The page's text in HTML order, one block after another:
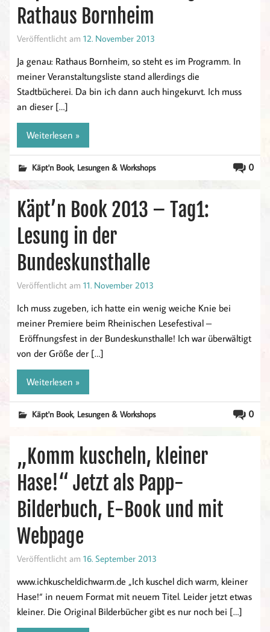
Rathaus Bornheim
Veröffentlicht am 12. November 2013
Ja genau: Rathaus Bornheim, so steht es im Programm. In
meiner Veranstaltungsliste stand allerdings die
Stadtbücherei. Da bin ich dann auch hingekurvt. Ich muss
an dieser […]
Weiterlesen »
0
Käpt'n Book, Lesungen & Workshops
Käpt’n Book 2013 – Tag1:
Lesung in der
Bundeskunsthalle
Veröffentlicht am 11. November 2013
Ich muss zugeben, ich hatte ein wenig weiche Knie bei
meiner Premiere beim Rheinischen Lesefestival –
Eröffnungsfest in der Bundeskunsthalle! Ich war überwältigt
von der Größe der […]
Weiterlesen »
0
Käpt'n Book, Lesungen & Workshops
„Komm kuscheln, kleiner
Hase!“ Jetzt als Papp-
Bilderbuch, E-Book und mit
Webpage
Veröffentlicht am 16. September 2013
www.ichkuscheldichwarm.de „Ich kuschel dich warm, kleiner
Hase!“ in neuem Format mit neuem Titel. Leider jetzt etwas
kleiner. Die Original Bilderbücher gibt es nur noch bei […]